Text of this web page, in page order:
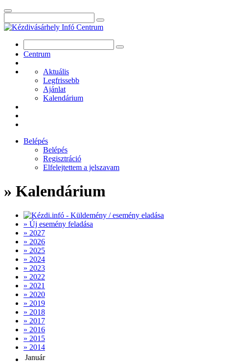
Centrum
Aktuális
Legfrissebb
Ajánlat
Kalendárium
Belépés
Belépés
Regisztráció
Elfelejtettem a jelszavam
» Kalendárium
» Új esemény feladása
» 2027
» 2026
» 2025
» 2024
» 2023
» 2022
» 2021
» 2020
» 2019
» 2018
» 2017
» 2016
» 2015
» 2014
Január